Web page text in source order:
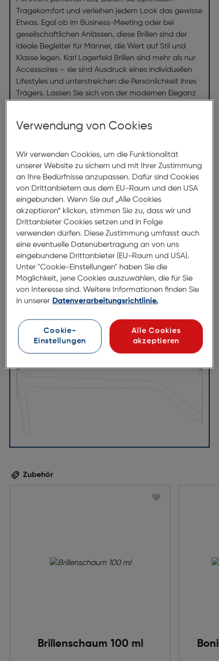
Tragekomfort und verleihen jedem Look das gewisse
Etwas. Egal ob im Business-Meeting oder bei
gesellschaftlichen Anlässen, diese Brillen sind der
ideale Begleiter für Männer, die Wert auf Stil und
Klasse legen. Karl Lagerfeld Brillen sind mehr als nur
Accessoires – sie sind Ausdruck eines individuellen
Lifestyles und unterstreichen die Persönlichkeit ihres
Trägers. Lassen Sie sich von der modernen Eleganz
Abmessungen
Brillenbreite:141mm
Steg:16mm
Glasbreite:55mm
Bügellänge:145mm
(individuell ausrichtbar)
141mm
16mm
Zubehör
Brillenschaum 100 ml
Verwendung von Cookies
Wir verwenden Cookies, um die Funktionalität
unserer Website zu sichern und mit Ihrer Zustimmung
an Ihre Bedürfnisse anzupassen. Dafür sind Cookies
von Drittanbietern aus dem EU-Raum und den USA
eingebunden. Wenn Sie auf „Alle Cookies
akzeptieren“ klicken, stimmen Sie zu, dass wir und
Drittanbieter Cookies setzen und in Folge
verwenden dürfen. Diese Zustimmung umfasst auch
eine eventuelle Datenübertragung an von uns
eingebundene Drittanbieter (EU-Raum und USA).
Unter "Cookie-Einstellungen" haben Sie die
Möglichkeit, jene Cookies auszuwählen, die für Sie
von Interesse sind. Weitere Informationen finden Sie
in unserer Datenverarbeitungsrichtlinie.
Cookie-
Einstellungen
Alle Cookies
akzeptieren